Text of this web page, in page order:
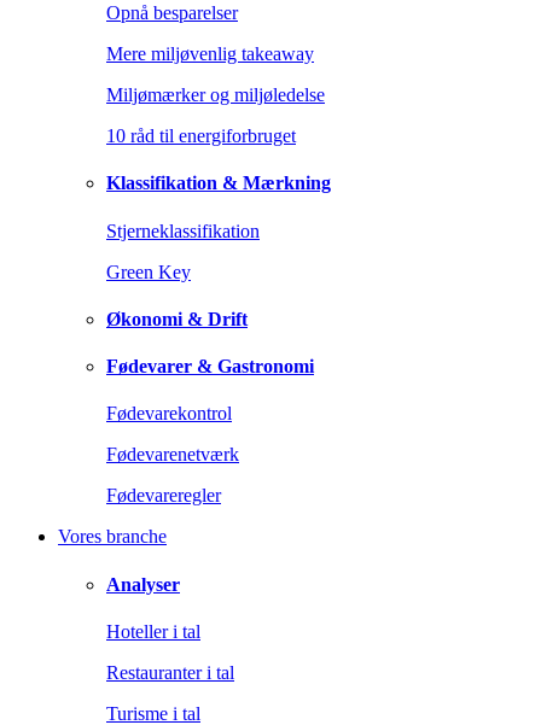
Opnå besparelser
Mere miljøvenlig takeaway
Miljømærker og miljøledelse
10 råd til energiforbruget
Klassifikation & Mærkning
Stjerneklassifikation
Green Key
Økonomi & Drift
Fødevarer & Gastronomi
Fødevarekontrol
Fødevarenetværk
Fødevareregler
Vores branche
Analyser
Hoteller i tal
Restauranter i tal
Turisme i tal